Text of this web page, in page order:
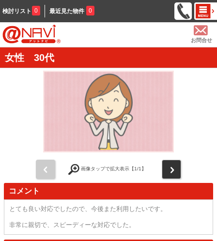
検討リスト 0 最近見た物件 0
お問合せ
女性 30代
画像タップで拡大表示【1/1】
コメント
とても良い対応でしたので、今後また利用したいです。
非常に親切で、スピーディーな対応でした。